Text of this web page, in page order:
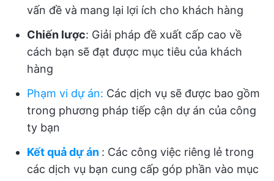
vấn đề và mang lại lợi ích cho khách hàng
Chiến lược: Giải pháp đề xuất cấp cao về
cách bạn sẽ đạt được mục tiêu của khách
hàng
Phạm vi dự án: Các dịch vụ sẽ được bao gồm
trong phương pháp tiếp cận dự án của công
ty bạn
Kết quả dự án : Các công việc riêng lẻ trong
các dịch vụ bạn cung cấp góp phần vào mục